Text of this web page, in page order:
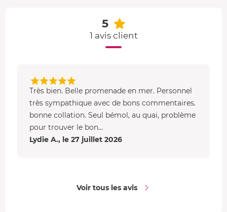
5
1 avis client
Très bien. Belle promenade en mer. Personnel
très sympathique avec de bons commentaires.
bonne collation. Seul bémol, au quai, problème
pour trouver le bon...
Lydie A., le 27 juillet 2026
Voir tous les avis